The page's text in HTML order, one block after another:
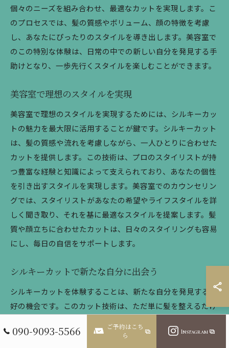
個々のニーズを組み合わせ、最適なカットを実現します。こ
のプロセスでは、髪の質感やボリューム、顔の特徴を考慮
し、あなたにぴったりのスタイルを導き出します。美容室で
のこの特別な体験は、日常の中での新しい自分を発見する手
助けとなり、一歩先行くスタイルを楽しむことができます。
美容室で理想のスタイルを実現
美容室で理想のスタイルを実現するためには、シルキーカッ
トの魅力を最大限に活用することが鍵です。シルキーカット
は、髪の質感や流れを考慮しながら、一人ひとりに合わせた
カットを提供します。この技術は、プロのスタイリストが持
つ豊富な経験と知識によって支えられており、あなたの個性
を引き出すスタイルを実現します。美容室でのカウンセリン
グでは、スタイリストがあなたの希望やライフスタイルを詳
しく聞き取り、それを基に最適なスタイルを提案します。髪
質や顔立ちに合わせたカットは、日々のスタイリングも容易
にし、毎日の自信をサポートします。
シルキーカットで新たな自分に出会う
シルキーカットを体験することは、新たな自分を発見する絶
好の機会です。このカット技術は、ただ単に髪を整えるだけ
トが提供するシルキーカットは、あなたの個性やライフスタ
090-9093-5566
ご予約はこち
ら
Instagram